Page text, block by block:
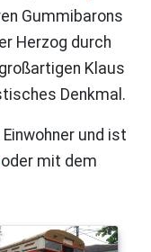
Gummibarons
Herzog durch
Klaus
Denkmal.
und ist
oder mit dem